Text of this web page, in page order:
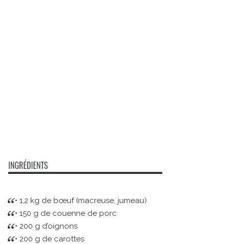
• 1,2 kg de bœuf (macreuse, jumeau)
• 150 g de couenne de porc
• 200 g d’oignons
• 200 g de carottes